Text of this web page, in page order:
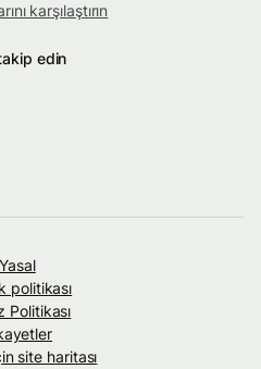
karşılaştırın
edin
Yasal
politikası
Politikası
site haritası